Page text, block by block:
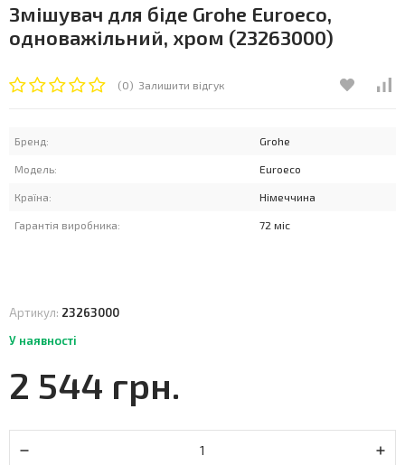
Змішувач для біде Grohe Euroeco,
одноважільний, хром (23263000)
(0) Залишити відгук
Бренд: Grohe
Модель: Euroeco
Країна: Німеччина
Гарантія виробника: 72 міс
Артикул: 23263000
У наявності
2 544 грн.